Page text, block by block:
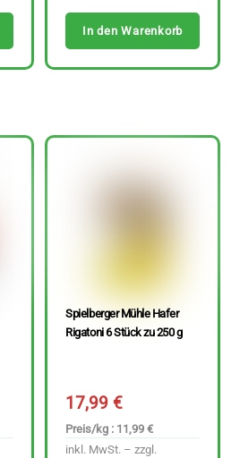
In den Warenkorb
Spielberger Mühle Hafer
Rigatoni 6 Stück zu 250 g
17,99€
Preis/kg : 11,99 €
inkl. MwSt. – zzgl.